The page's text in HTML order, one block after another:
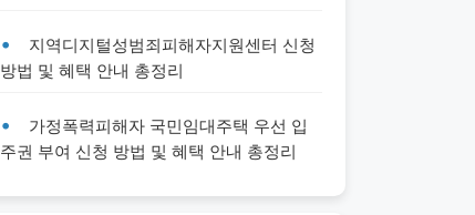
지역디지털성범죄피해자지원센터 신청
방법 및 혜택 안내 총정리
가정폭력피해자 국민임대주택 우선 입
주권 부여 신청 방법 및 혜택 안내 총정리